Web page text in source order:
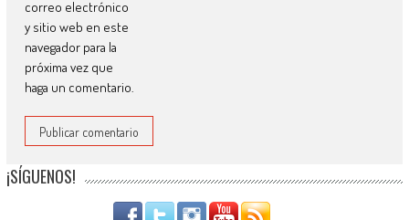
correo electrónico
y sitio web en este
navegador para la
próxima vez que
haga un comentario.
¡SÍGUENOS!